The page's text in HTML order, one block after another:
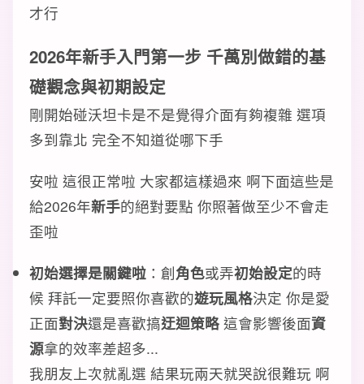
才行
2026年新手入門第一步 千萬別做錯的基
礎觀念與初期設定
剛開始碰沃坦卡是不是覺得介面有夠複雜 選項
多到靠北 完全不知道從哪下手
安啦 這很正常啦 大家都這樣過來 啊下面這些是
給2026年新手的絕對要點 你照著做至少不會走
歪啦
初始選擇是關鍵啦 ：創角色或弄初始設定的時
候 拜託一定要照你喜歡的遊玩風格決定 你是愛
正面對決還是喜歡搞迂迴策略 這會影響後面資
源拿的效率差超多...
我朋友上次就亂選 結果玩兩天就哭說很難玩 啊